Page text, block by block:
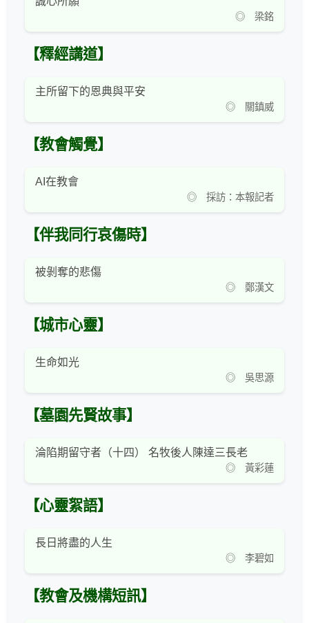
◎ 梁銘
【釋經講道】
主所留下的恩典與平安
◎ 關鎮威
【教會觸覺】
AI在教會
◎ 採訪：本報記者
【伴我同行哀傷時】
被剝奪的悲傷
◎ 鄭漢文
【城市心靈】
生命如光
◎ 吳思源
【墓園先賢故事】
淪陷期留守者（十四） 名牧後人陳達三長老
◎ 黃彩蓮
【心靈絮語】
長日將盡的人生
◎ 李碧如
【教會及機構短訊】